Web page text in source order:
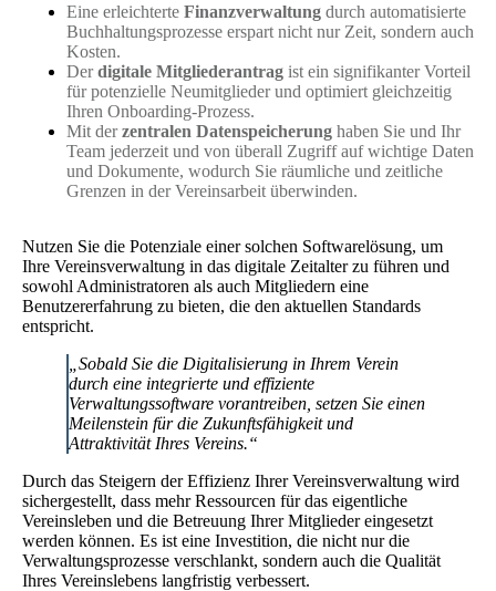
Eine erleichterte Finanzverwaltung durch automatisierte
Buchhaltungsprozesse erspart nicht nur Zeit, sondern auch
Kosten.
Derdigitale Mitgliederantrag ist ein signifikanter Vorteil
für potenzielle Neumitglieder und optimiert gleichzeitig
Ihren Onboarding-Prozess.
Mit derzentralen Datenspeicherung haben Sie und Ihr
Team jederzeit und von überall Zugriff auf wichtige Daten
und Dokumente, wodurch Sie räumliche und zeitliche
Grenzen in der Vereinsarbeit überwinden.
Nutzen Sie die Potenziale einer solchen Softwarelösung, um
Ihre Vereinsverwaltung in das digitale Zeitalter zu führen und
sowohl Administratoren als auch Mitgliedern eine
Benutzererfahrung zu bieten, die den aktuellen Standards
entspricht.
„Sobald Sie die Digitalisierung in Ihrem Verein
durch eine integrierte und effiziente
Verwaltungssoftware vorantreiben, setzen Sie einen
Meilenstein für die Zukunftsfähigkeit und
Attraktivität Ihres Vereins.“
Durch das Steigern der Effizienz Ihrer Vereinsverwaltung wird
sichergestellt, dass mehr Ressourcen für das eigentliche
Vereinsleben und die Betreuung Ihrer Mitglieder eingesetzt
werden können. Es ist eine Investition, die nicht nur die
Verwaltungsprozesse verschlankt, sondern auch die Qualität
Ihres Vereinslebens langfristig verbessert.